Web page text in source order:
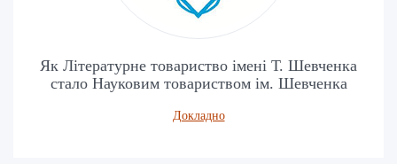
Як Літературне товариство імені Т. Шевченка
стало Науковим товариством ім. Шевченка
Докладно